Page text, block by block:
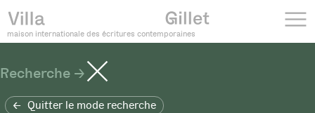
maison internationale des écritures contemporaines
Recherche
Quitter le mode recherche